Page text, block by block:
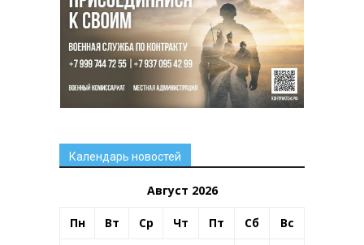
Календарь новостей
Август 2026
Пн Вт Ср Чт Пт Сб Вс